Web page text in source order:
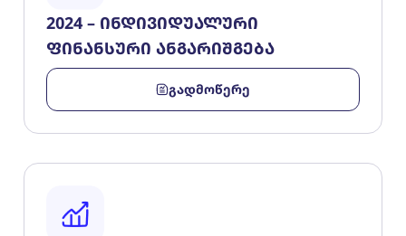
2024 – ინდივიდუალური
ფინანსური ანგარიშგება
გადმოწერე